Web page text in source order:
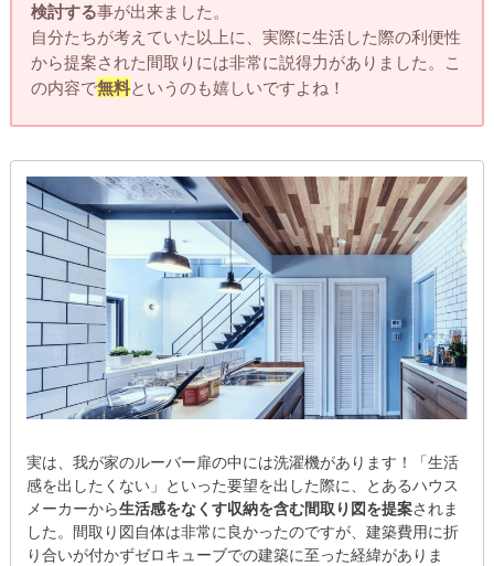
検討する事が出来ました。
自分たちが考えていた以上に、実際に生活した際の利便性
から提案された間取りには非常に説得力がありました。こ
の内容で無料というのも嬉しいですよね！
実は、我が家のルーバー扉の中には洗濯機があります！「生活
感を出したくない」といった要望を出した際に、とあるハウス
メーカーから生活感をなくす収納を含む間取り図を提案されま
した。間取り図自体は非常に良かったのですが、建築費用に折
り合いが付かずゼロキューブでの建築に至った経緯がありま